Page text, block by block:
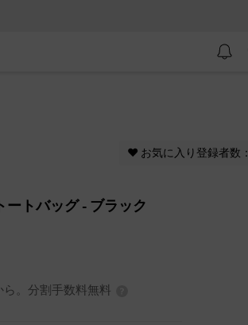
♥ お気に入り登録者数：
ートバッグ- ブラック
。分割手数料無料